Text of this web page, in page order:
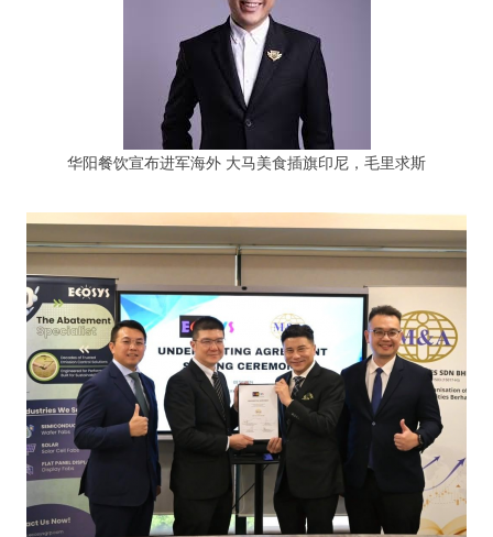
华阳餐饮宣布进军海外 大马美食插旗印尼，毛里求斯